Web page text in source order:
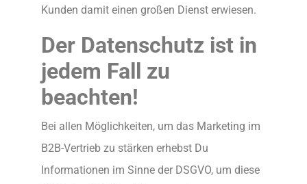
Kunden damit einen großen Dienst erwiesen.
Der Datenschutz ist in
jedem Fall zu
beachten!
Bei allen Möglichkeiten, um das Marketing im
B2B-Vertrieb zu stärken erhebst Du
Informationen im Sinne der DSGVO, um diese